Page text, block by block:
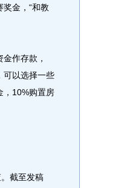
金，“和教
作存款，
可以选择一些
，10%购置房
截至发稿